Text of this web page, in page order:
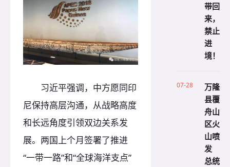
习近平强调，中方愿同印
尼保持高层沟通，从战略高度
和长远角度引领双边关系发
展。两国上个月签署了推进
“一带一路”和“全球海洋支点”
带回
来，
禁止
进
境！
07-28
万隆
县覆
舟山
区火
山喷
发
总统